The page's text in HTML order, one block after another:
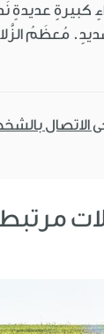
كبيرةٍ عديدةٍ
مُعظَمُ
الاتصال